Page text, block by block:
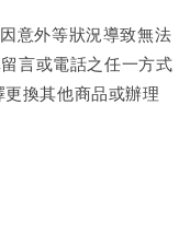
意外等狀況導致無法
言或電話之任一方式
換其他商品或辦理